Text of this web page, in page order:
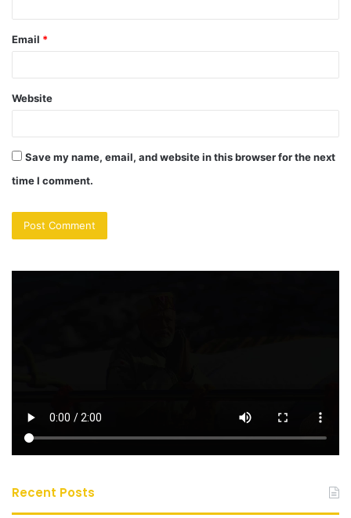
Email *
Website
Save my name, email, and website in this browser for the next
time I comment.
Recent Posts